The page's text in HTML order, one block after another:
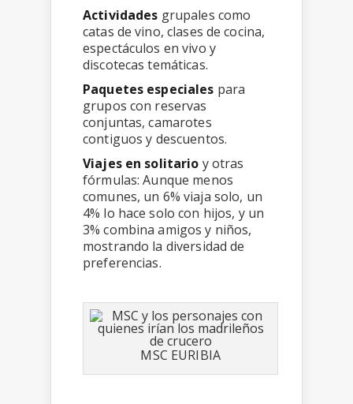
Actividades grupales como
catas de vino, clases de cocina,
espectáculos en vivo y
discotecas temáticas.
Paquetes especiales para
grupos con reservas
conjuntas, camarotes
contiguos y descuentos.
Viajes en solitario y otras
fórmulas: Aunque menos
comunes, un 6% viaja solo, un
4% lo hace solo con hijos, y un
3% combina amigos y niños,
mostrando la diversidad de
preferencias.
MSC EURIBIA